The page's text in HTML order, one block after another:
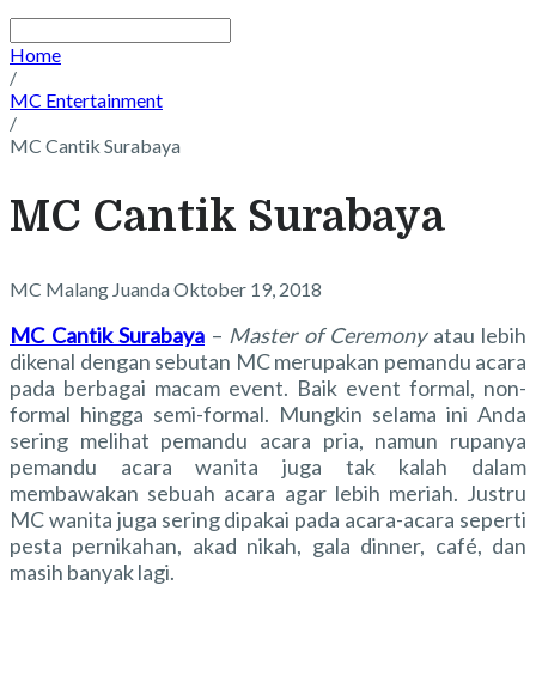
Home
/
MC Entertainment
/
MC Cantik Surabaya
MC Cantik Surabaya
MC Malang JuandaOktober 19, 2018
MC Cantik Surabaya – Master of Ceremonyatau lebih
dikenal dengan sebutan MC merupakan pemandu acara
pada berbagai macam event. Baik event formal, non-
formal hingga semi-formal. Mungkin selama ini Anda
sering melihat pemandu acara pria, namun rupanya
pemandu acara wanita juga tak kalah dalam
membawakan sebuah acara agar lebih meriah. Justru
MC wanita juga sering dipakai pada acara-acara seperti
pesta pernikahan, akad nikah, gala dinner, café, dan
masih banyak lagi.